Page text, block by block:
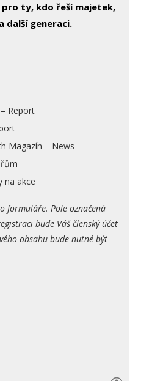
ty, kdo řeší majetek,
další generaci.
Report
Magazín – News
na akce
formuláře. Pole označená
bude Váš členský účet
obsahu bude nutné být